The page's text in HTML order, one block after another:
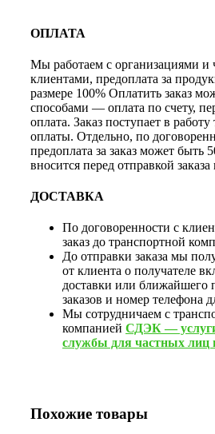
ОПЛАТА
Мы работаем с организациями и
клиентами, предоплата за
размере 100% Оплатить заказ
способами — оплата по счету,
оплата. Заказ поступает в работу
оплаты. Отдельно, по
предоплата за заказ может быть
вносится перед отправкой заказа
ДОСТАВКА
По договоренности с
заказ до транспортной
До отправки заказа мы
от клиента о получателе
доставки или ближайшего
заказов и номер телефона
Мы сотрудничаем с
компанией СДЭК —
службы для частных лиц
Похожие товары